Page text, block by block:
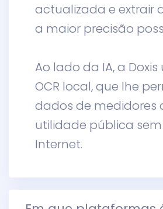
actualizada e extrair
a maior precisão
Ao lado da IA, a Doxis
OCR local, que lhe
dados de medidores
utilidade pública
Internet.